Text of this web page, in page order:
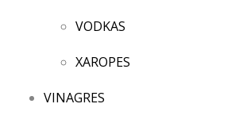
VODKAS
XAROPES
VINAGRES